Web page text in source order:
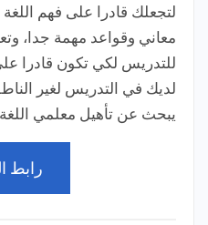
لتجعلك قادرا على فهم اللغة
معاني وقواعد مهمة جدا،
للتدريس لكي تكون قادرا
لديك في التدريس لغير
يبحث عن تأهيل معلمي اللغة
رابط